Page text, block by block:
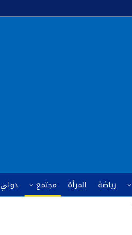
رياضة المرأة مجتمع دولي